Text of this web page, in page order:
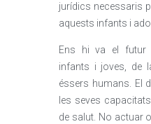
jurídics necessaris
aquests infants i
Ens hi va el futur
infants i joves, de
éssers humans. El
les seves
de salut. No actuar